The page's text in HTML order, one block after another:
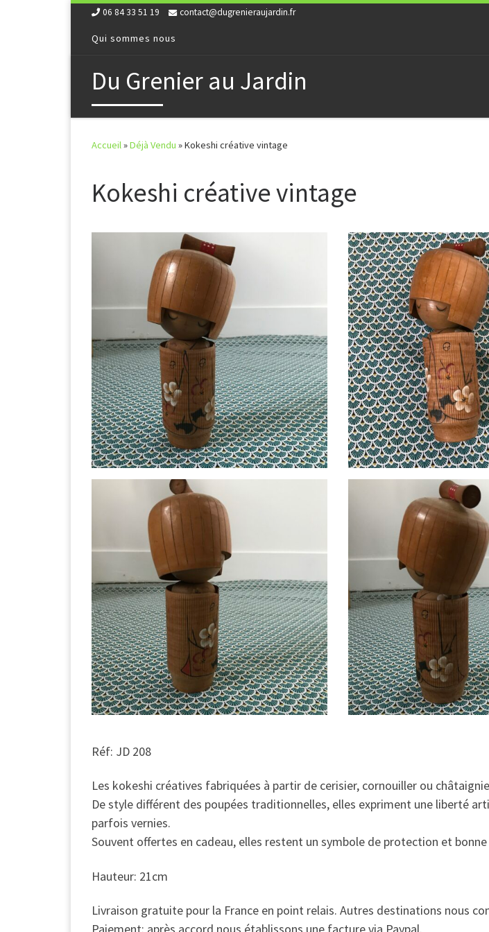
06 84 33 51 19 contact@dugrenieraujardin.fr
Qui sommes nous
Du Grenier au Jardin
Accueil»Déjà Vendu »Kokeshi créative vintage
Kokeshi créative vintage
Réf: JD 208
Les kokeshi créatives fabriquées à partir de cerisier, cornouiller ou
De style différent des poupées traditionnelles, elles expriment une liberté
parfois vernies.
Souvent offertes en cadeau, elles restent un symbole de protection et
Hauteur: 21cm
Livraison gratuite pour la France en point relais. Autres destinations nous